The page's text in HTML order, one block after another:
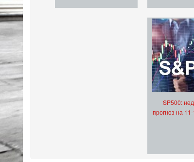
SP500:
прогноз на